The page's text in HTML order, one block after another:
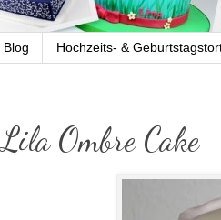
Blog Hochzeits- &
Lila Ombre Cake